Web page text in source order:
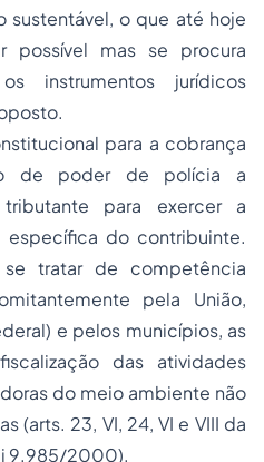
sustentável, o que até hoje
possível mas se procura
instrumentos jurídicos
para a cobrança
de poder de polícia a
para exercer a
do contribuinte.
tratar de competência
pela União,
e pelos municípios, as
das atividades
do meio ambiente não
(arts. 23, VI, 24, VI e VIII da
9.985/2000).